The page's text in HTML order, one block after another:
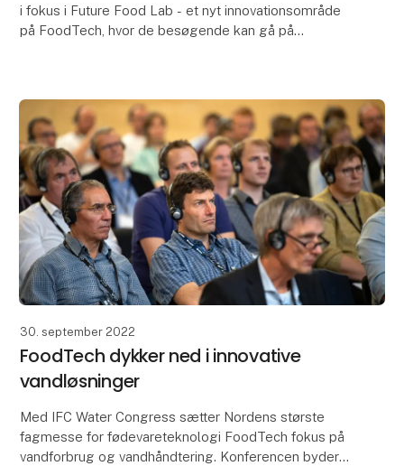
i fokus i Future Food Lab - et nyt innovationsområde
på FoodTech, hvor de besøgende kan gå på
30. september 2022
FoodTech dykker ned i innovative
vandløsninger
Med IFC Water Congress sætter Nordens største
fagmesse for fødevareteknologi FoodTech fokus på
vandforbrug og vandhåndtering. Konferencen byder